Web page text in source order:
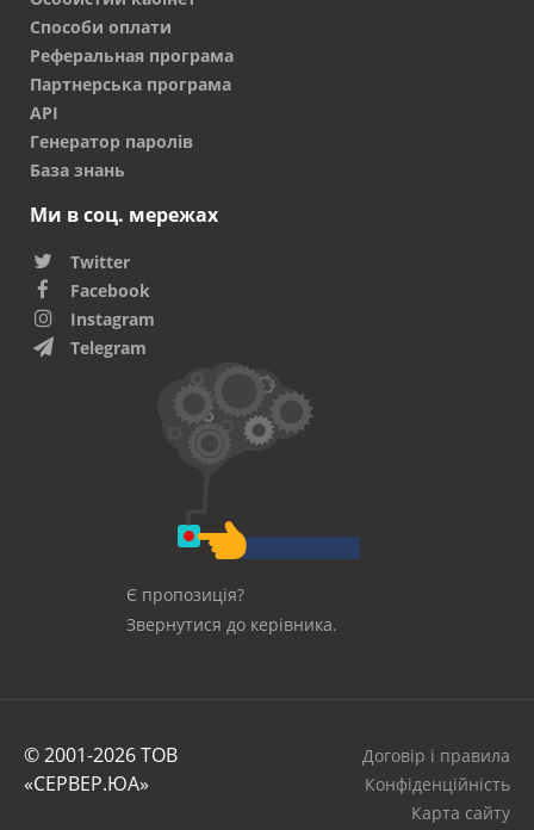
Способи оплати
Реферальная програма
Партнерська програма
API
Генератор паролів
База знань
Ми в соц. мережах
Twitter
Facebook
Instagram
Telegram
Є пропозиція?
Звернутися до керівника.
© 2001-2026 ТОВ
«СЕРВЕР.ЮА»
Договір і правила
Конфіденційність
Карта сайту